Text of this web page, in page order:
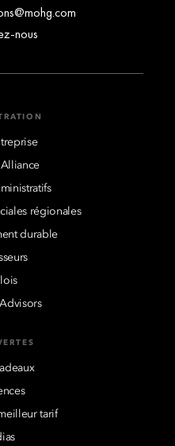
nous
Alliance
régionales
durable
tarif